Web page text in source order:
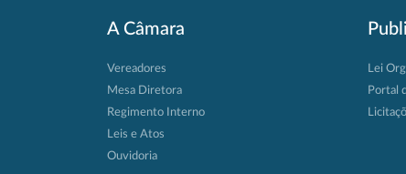
A Câmara
Vereadores
Mesa Diretora
Regimento Interno
Leis e Atos
Ouvidoria
Lei
Portal